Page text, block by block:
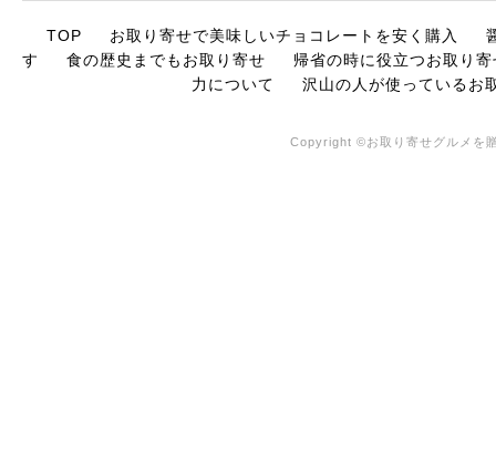
TOP お取り寄せで美味しいチョコレートを安く購入
す
食の歴史までもお取り寄せ
帰省の時に役立つお取り
力について
沢山の人が使っているお
Copyright ©お取り寄せグルメを